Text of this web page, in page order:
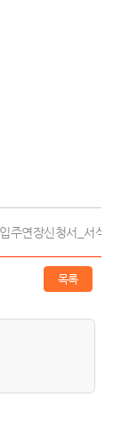
주연장신청서_서식
목록